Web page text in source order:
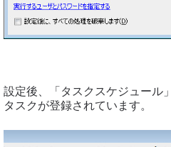
設定後、「タスクスケジュール
タスクが登録されています。